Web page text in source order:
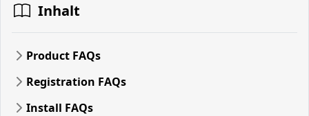
Inhalt
Product FAQs
Registration FAQs
Install FAQs